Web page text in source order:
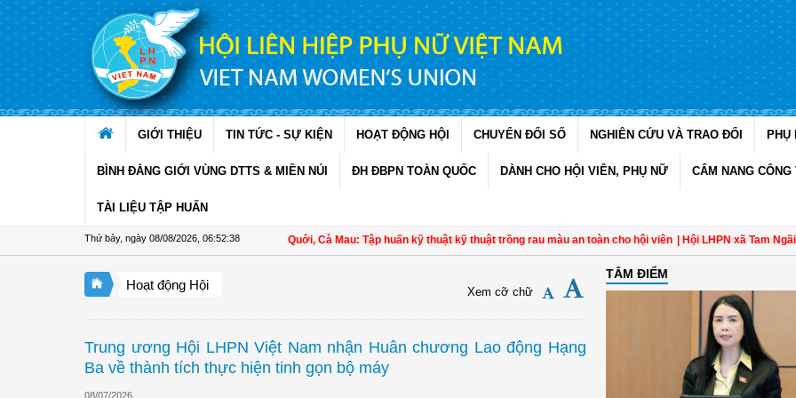
Truy cập nội dung luôn
GIỚI THIỆU TIN TỨC - SỰ KIỆN HOẠT ĐỘNG HỘI CHUYỂN ĐỔI SỐ NGHIÊN CỨU VÀ TRAO ĐỔI PHỤ
BÌNH ĐẲNG GIỚI VÙNG DTTS & MIỀN NÚI ĐH ĐBPN TOÀN QUỐC DÀNH CHO HỘI VIÊN, PHỤ NỮ CẨM NANG CÔNG
TÀI LIỆU TẬP HUẤN
Thứ bảy, ngày 08/08/2026 06:52:39
Hội LHPN xã Ninh Quới, Cà Mau: Tập huấn kỹ thuật kỹ thuật trồng rau màu an toàn cho hội viên | Hội LHPN xã Tam Ngãi, Vĩnh
Hoạt động Hội Xem cỡ chữ
Trung ương Hội LHPN Việt Nam nhận Huân chương Lao động Hạng
Ba về thành tích thực hiện tinh gọn bộ máy
08/07/2026
TÂM ĐIỂM